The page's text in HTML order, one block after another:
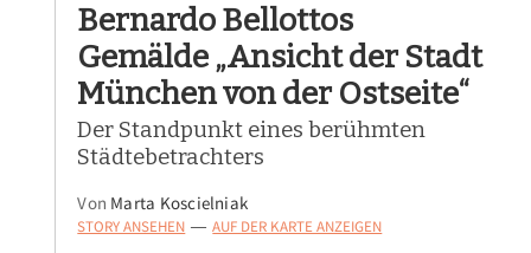
Bernardo Bellottos
Gemälde „Ansicht der Stadt
München von der Ostseite“
Der Standpunkt eines berühmten
Städtebetrachters
Von Marta Koscielniak
STORY ANSEHEN — AUF DER KARTE ANZEIGEN